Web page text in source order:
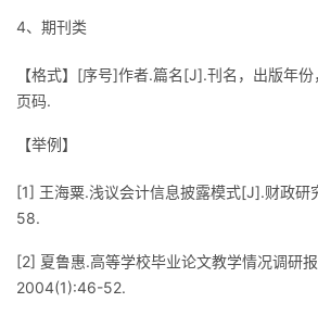
4、期刊类
【格式】[序号]作者.篇名[J].刊名，出版年
页码.
【举例】
[1] 王海粟.浅议会计信息披露模式[J].财政
58.
[2] 夏鲁惠.高等学校毕业论文教学情况调研
2004(1):46-52.